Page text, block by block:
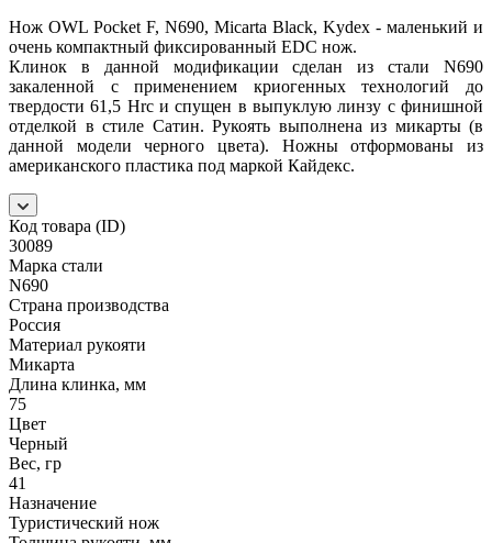
Нож OWL Pocket F, N690, Micarta Black, Kydex - маленький и
очень компактный фиксированный EDC нож.
Клинок в данной модификации сделан из стали N690
закаленной с применением криогенных технологий до
твердости 61,5 Hrc и спущен в выпуклую линзу с финишной
отделкой в стиле Сатин. Рукоять выполнена из микарты (в
данной модели черного цвета). Ножны отформованы из
американского пластика под маркой Кайдекс.
Код товара (ID)
30089
Марка стали
N690
Страна производства
Россия
Материал рукояти
Микарта
Длина клинка, мм
75
Цвет
Черный
Вес, гр
41
Назначение
Туристический нож